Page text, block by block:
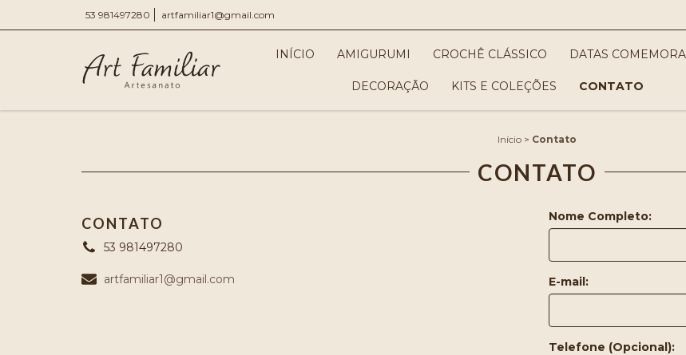
53 981497280 artfamiliar1@gmail.com
INÍCIO AMIGURUMI CROCHÊ CLÁSSICO DATAS
DECORAÇÃO KITS E COLEÇÕES CONTATO
Início > Contato
CONTATO
CONTATO
53 981497280
artfamiliar1@gmail.com
Nome Completo:
E-mail:
Telefone (Opcional):